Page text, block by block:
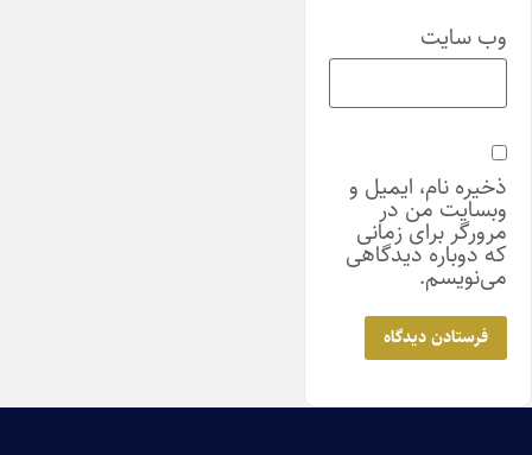
وب‌ سایت
ذخیره نام، ایمیل و
وبسایت من در
مرورگر برای زمانی
که دوباره دیدگاهی
می‌نویسم.